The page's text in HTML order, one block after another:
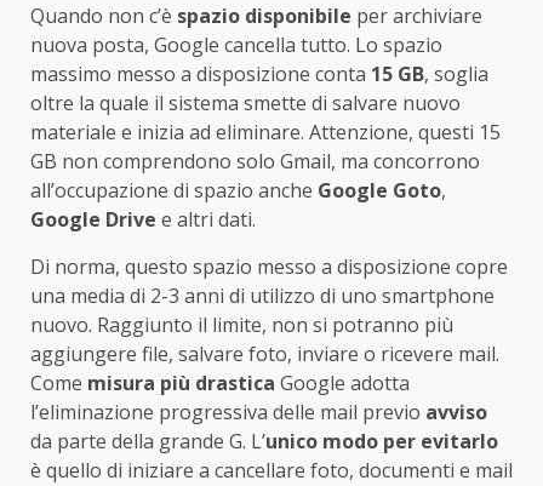
Quando non c’è spazio disponibile per archiviare
nuova posta, Google cancella tutto. Lo spazio
massimo messo a disposizione conta 15 GB, soglia
oltre la quale il sistema smette di salvare nuovo
materiale e inizia ad eliminare. Attenzione, questi 15
GB non comprendono solo Gmail, ma concorrono
all’occupazione di spazio anche Google Goto,
Google Drive e altri dati.
Di norma, questo spazio messo a disposizione copre
una media di 2-3 anni di utilizzo di uno smartphone
nuovo. Raggiunto il limite, non si potranno più
aggiungere file, salvare foto, inviare o ricevere mail.
Come misura più drastica Google adotta
l’eliminazione progressiva delle mail previo avviso
da parte della grande G. L’unico modo per evitarlo
è quello di iniziare a cancellare foto, documenti e mail